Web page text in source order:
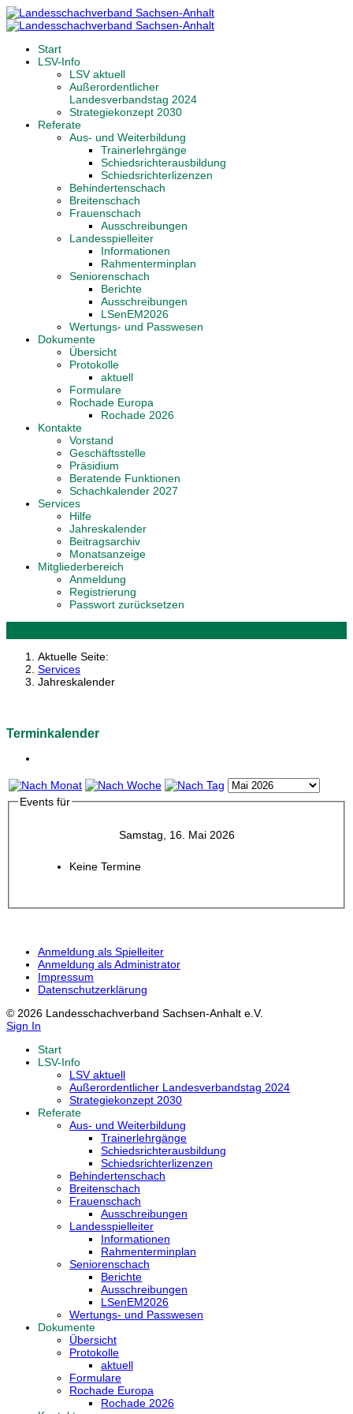
Start
LSV-Info
LSV aktuell
Außerordentlicher
Landesverbandstag 2024
Strategiekonzept 2030
Referate
Aus- und Weiterbildung
Trainerlehrgänge
Schiedsrichterausbildung
Schiedsrichterlizenzen
Behindertenschach
Breitenschach
Frauenschach
Ausschreibungen
Landesspielleiter
Informationen
Rahmenterminplan
Seniorenschach
Berichte
Ausschreibungen
LSenEM2026
Wertungs- und Passwesen
Dokumente
Übersicht
Protokolle
aktuell
Formulare
Rochade Europa
Rochade 2026
Kontakte
Vorstand
Geschäftsstelle
Präsidium
Beratende Funktionen
Schachkalender 2027
Services
Hilfe
Jahreskalender
Beitragsarchiv
Monatsanzeige
Mitgliederbereich
Anmeldung
Registrierung
Passwort zurücksetzen
Aktuelle Seite:
Services
Jahreskalender
Terminkalender
Events für
Samstag, 16. Mai 2026
Keine Termine
Anmeldung als Spielleiter
Anmeldung als Administrator
Impressum
Datenschutzerklärung
© 2026 Landesschachverband Sachsen-Anhalt e.V.
Sign In
Start
LSV-Info
LSV aktuell
Außerordentlicher Landesverbandstag 2024
Strategiekonzept 2030
Referate
Aus- und Weiterbildung
Trainerlehrgänge
Schiedsrichterausbildung
Schiedsrichterlizenzen
Behindertenschach
Breitenschach
Frauenschach
Ausschreibungen
Landesspielleiter
Informationen
Rahmenterminplan
Seniorenschach
Berichte
Ausschreibungen
LSenEM2026
Wertungs- und Passwesen
Dokumente
Übersicht
Protokolle
aktuell
Formulare
Rochade Europa
Rochade 2026